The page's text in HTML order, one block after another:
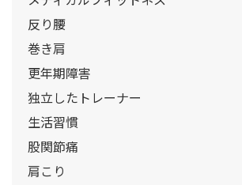
反り腰
巻き肩
更年期障害
独立したトレーナー
生活習慣
股関節痛
肩こり